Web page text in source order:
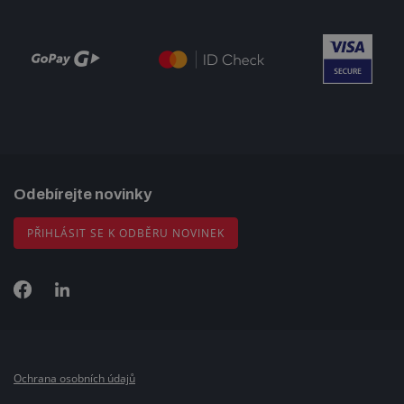
Odebírejte novinky
PŘIHLÁSIT SE K ODBĚRU NOVINEK
Ochrana osobních údajů